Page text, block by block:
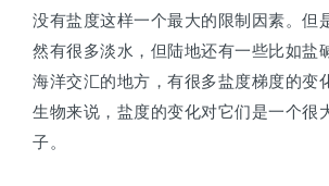
没有盐度这样一个最大的限制因素。但
然有很多淡水，但陆地还有一些比如盐
海洋交汇的地方，有很多盐度梯度的变
生物来说，盐度的变化对它们是一个很
子。